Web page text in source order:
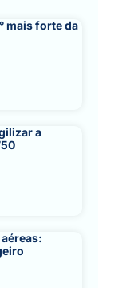
mais forte da
a